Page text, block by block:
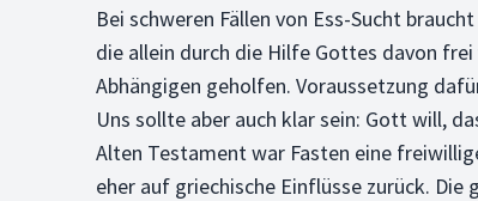
Bei schweren Fällen von Ess-Sucht
die allein durch die Hilfe Gottes davon frei
Abhängigen geholfen. Voraussetzung
Uns sollte aber auch klar sein: Gott will,
Alten Testament war Fasten eine
eher auf griechische Einflüsse zurück.